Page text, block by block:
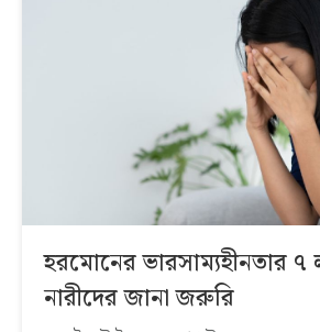
হরমোনের ভারসাম্যহীনতার ৭
নারীদের জানা জরুরি